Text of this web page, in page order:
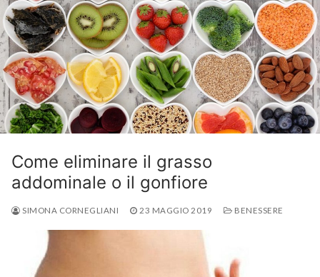
Come eliminare il grasso
addominale o il gonfiore
SIMONA CORNEGLIANI 23 MAGGIO 2019 BENESSERE